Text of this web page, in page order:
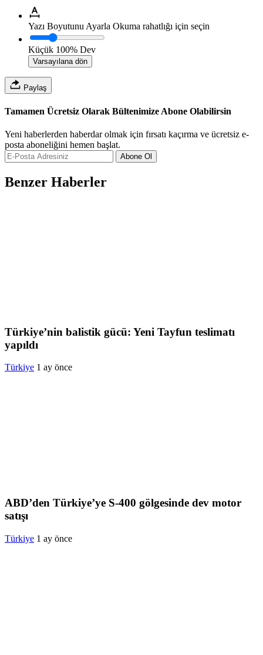
Yazı Boyutunu Ayarla Okuma rahatlığı için seçin
Küçük 100% Dev
Varsayılana dön
Paylaş
Tamamen Ücretsiz Olarak Bültenimize Abone Olabilirsin
Yeni haberlerden haberdar olmak için fırsatı kaçırma ve ücretsiz e-
posta aboneliğini hemen başlat.
Abone Ol
Benzer Haberler
Türkiye’nin balistik gücü: Yeni Tayfun teslimatı
yapıldı
Türkiye 1 ay önce
ABD’den Türkiye’ye S-400 gölgesinde dev motor
satışı
Türkiye 1 ay önce